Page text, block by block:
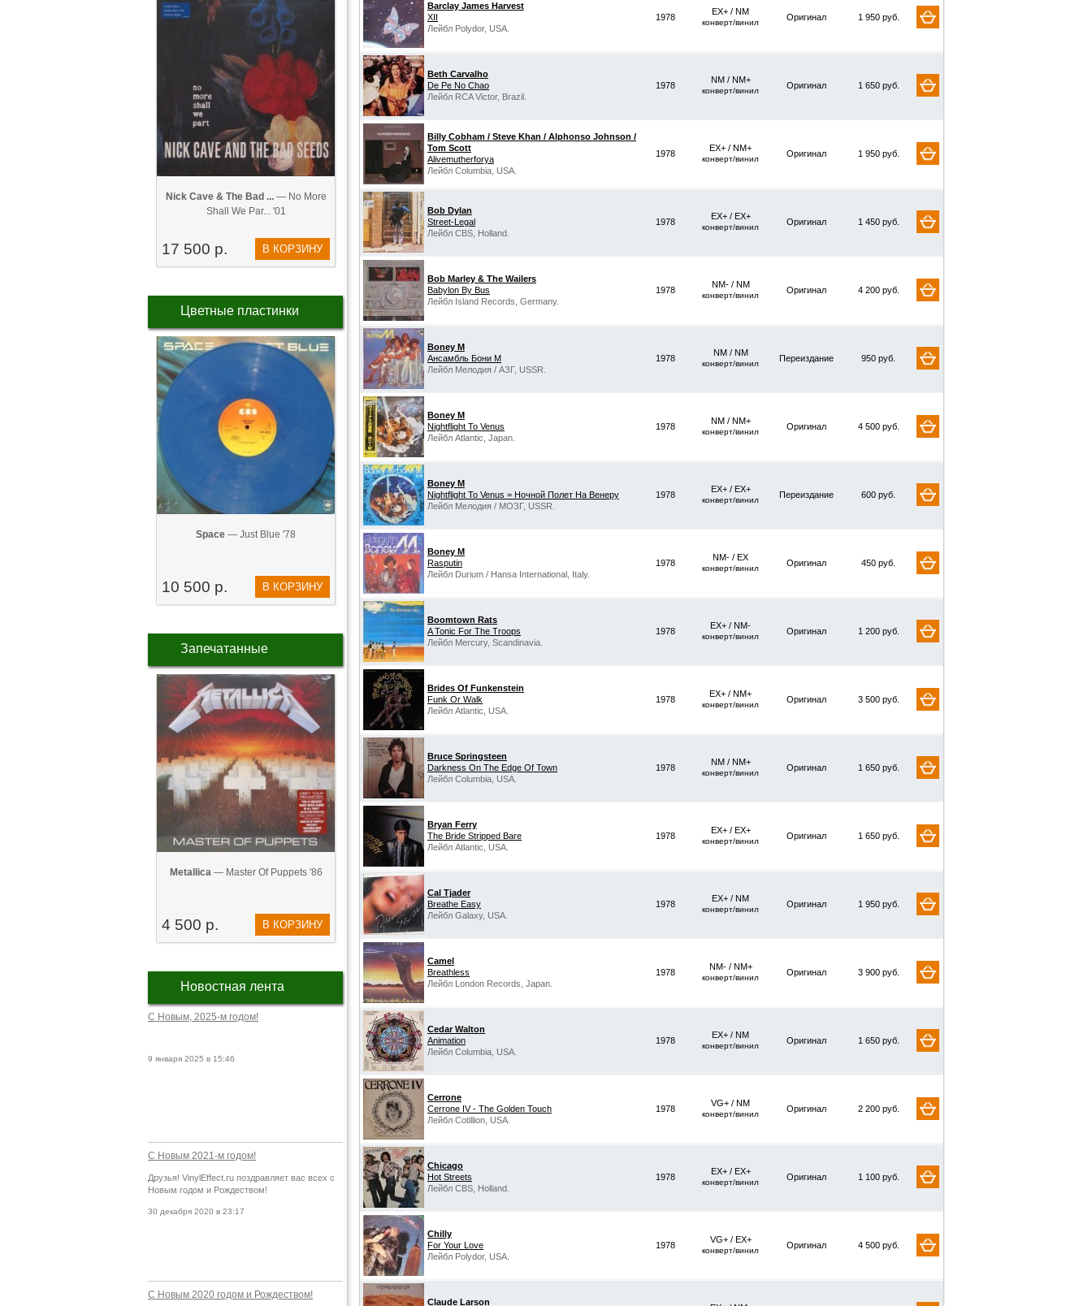
Nick Cave & The Bad ...— No More
Shall We Par... '01
17 500 р. В КОРЗИНУ
Цветные пластинки
Space — Just Blue '78
10 500 р. В КОРЗИНУ
Запечатанные
Metallica— Master Of Puppets '86
4 500 р. В КОРЗИНУ
Новостная лента
С Новым, 2025-м годом!
9 января 2025 в 15:46
С Новым 2021-м годом!
Друзья! VinylEffect.ru поздравляет вас всех с
Новым годом и Рождеством!
30 декабря 2020 в 23:17
С Новым 2020 годом и Рождеством!
Barclay James Harvest
XII
Лейбл Polydor, USA.
1978
EX+ / NM
конверт/винил
Оригинал 1 950 руб.
Beth Carvalho
De Pe No Chao
Лейбл RCA Victor, Brazil.
1978
NM / NM+
конверт/винил
Оригинал 1 650 руб.
Billy Cobham / Steve Khan / Alphonso Johnson /
Tom Scott
Alivemutherforya
Лейбл Columbia, USA.
1978
EX+ / NM+
конверт/винил
Оригинал 1 950 руб.
Bob Dylan
Street-Legal
Лейбл CBS, Holland.
1978
EX+ / EX+
конверт/винил
Оригинал 1 450 руб.
Bob Marley & The Wailers
Babylon By Bus
Лейбл Island Records, Germany.
1978
NM- / NM
конверт/винил
Оригинал 4 200 руб.
Boney M
Ансамбль Бони М
Лейбл Мелодия / АЗГ, USSR.
1978
NM / NM
конверт/винил
Переиздание 950 руб.
Boney M
Nightflight To Venus
Лейбл Atlantic, Japan.
1978
NM / NM+
конверт/винил
Оригинал 4 500 руб.
Boney M
Nightflight To Venus = Ночной Полет На Венеру
Лейбл Мелодия / МОЗГ, USSR.
1978
EX+ / EX+
конверт/винил
Переиздание 600 руб.
Boney M
Rasputin
Лейбл Durium / Hansa International, Italy.
1978
NM- / EX
конверт/винил
Оригинал 450 руб.
Boomtown Rats
A Tonic For The Troops
Лейбл Mercury, Scandinavia.
1978
EX+ / NM-
конверт/винил
Оригинал 1 200 руб.
Brides Of Funkenstein
Funk Or Walk
Лейбл Atlantic, USA.
1978
EX+ / NM+
конверт/винил
Оригинал 3 500 руб.
Bruce Springsteen
Darkness On The Edge Of Town
Лейбл Columbia, USA.
1978
NM / NM+
конверт/винил
Оригинал 1 650 руб.
Bryan Ferry
The Bride Stripped Bare
Лейбл Atlantic, USA.
1978
EX+ / EX+
конверт/винил
Оригинал 1 650 руб.
Cal Tjader
Breathe Easy
Лейбл Galaxy, USA.
1978
EX+ / NM
конверт/винил
Оригинал 1 950 руб.
Camel
Breathless
Лейбл London Records, Japan.
1978
NM- / NM+
конверт/винил
Оригинал 3 900 руб.
Cedar Walton
Animation
Лейбл Columbia, USA.
1978
EX+ / NM
конверт/винил
Оригинал 1 650 руб.
Cerrone
Cerrone IV - The Golden Touch
Лейбл Cotillion, USA.
1978
VG+ / NM
конверт/винил
Оригинал 2 200 руб.
Chicago
Hot Streets
Лейбл CBS, Holland.
1978
EX+ / EX+
конверт/винил
Оригинал 1 100 руб.
Chilly
For Your Love
Лейбл Polydor, USA.
1978
VG+ / EX+
конверт/винил
Оригинал 4 500 руб.
Claude Larson